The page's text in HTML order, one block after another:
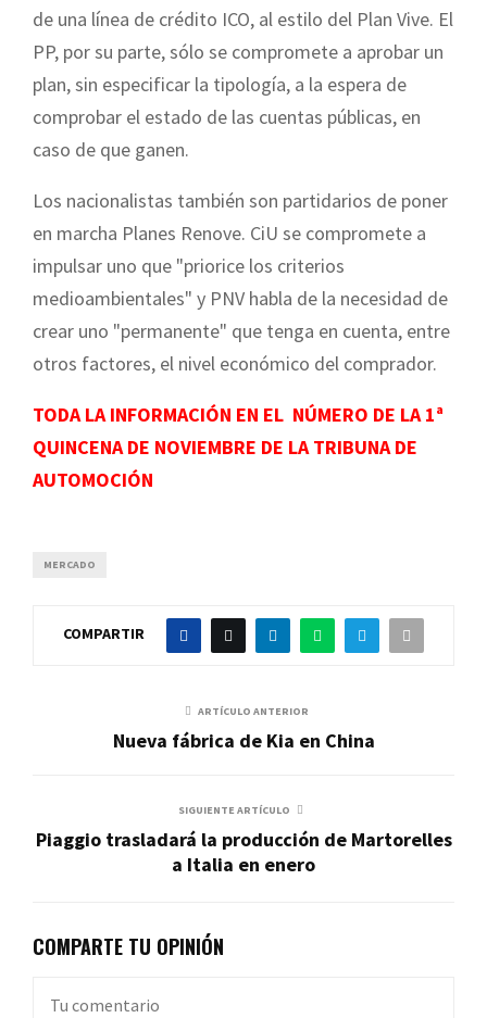
de una línea de crédito ICO, al estilo del Plan Vive. El
PP, por su parte, sólo se compromete a aprobar un
plan, sin especificar la tipología, a la espera de
comprobar el estado de las cuentas públicas, en
caso de que ganen.
Los nacionalistas también son partidarios de poner
en marcha Planes Renove. CiU se compromete a
impulsar uno que "priorice los criterios
medioambientales" y PNV habla de la necesidad de
crear uno "permanente" que tenga en cuenta, entre
otros factores, el nivel económico del comprador.
TODA LA INFORMACIÓN EN EL NÚMERO DE LA 1ª
QUINCENA DE NOVIEMBRE DE LA TRIBUNA DE
AUTOMOCIÓN
MERCADO
COMPARTIR
ARTÍCULO ANTERIOR
Nueva fábrica de Kia en China
SIGUIENTE ARTÍCULO
Piaggio trasladará la producción de Martorelles
a Italia en enero
COMPARTE TU OPINIÓN